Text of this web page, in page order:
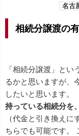
名古
相続分譲渡の
「相続分譲渡」と
るかと思いますが、
したいと思います。
持っている相続分を
（代金と引き換え
ちらでも可能です。